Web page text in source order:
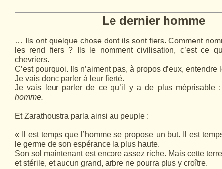
Le dernier homme
… Ils ont quelque chose dont ils sont fiers. Comment
les rend fiers ? Ils le nomment civilisation, c’est ce
chevriers.
C’est pourquoi. Ils n’aiment pas, à propos d’eux, entendre
Je vais donc parler à leur fierté.
Je vais leur parler de ce qu’il y a de plus
homme.
Et Zarathoustra parla ainsi au peuple :
« Il est temps que l’homme se propose un but. Il est
le germe de son espérance la plus haute.
Son sol maintenant est encore assez riche. Mais cette
et stérile, et aucun grand, arbre ne pourra plus y croître.